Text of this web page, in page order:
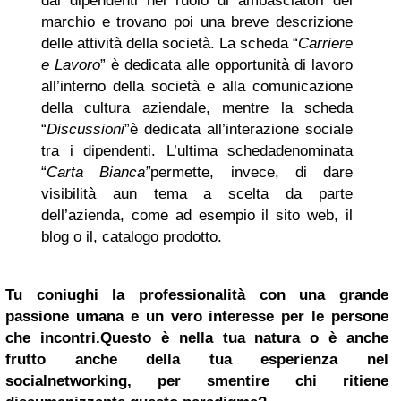
marchio e trovano poi una breve descrizione
delle attività della società. La scheda “Carriere
e Lavoro” è dedicata alle opportunità di lavoro
all’interno della società e alla comunicazione
della cultura aziendale, mentre la scheda
“Discussioni”è dedicata all’interazione sociale
tra i dipendenti. L’ultima schedadenominata
“Carta Bianca”permette, invece, di dare
visibilità aun tema a scelta da parte
dell’azienda, come ad esempio il sito web, il
blog o il, catalogo prodotto.
Tu coniughi la professionalità con una grande
passione umana e un vero interesse per le persone
che incontri.Questo è nella tua natura o è anche
frutto anche della tua esperienza nel
socialnetworking, per smentire chi ritiene